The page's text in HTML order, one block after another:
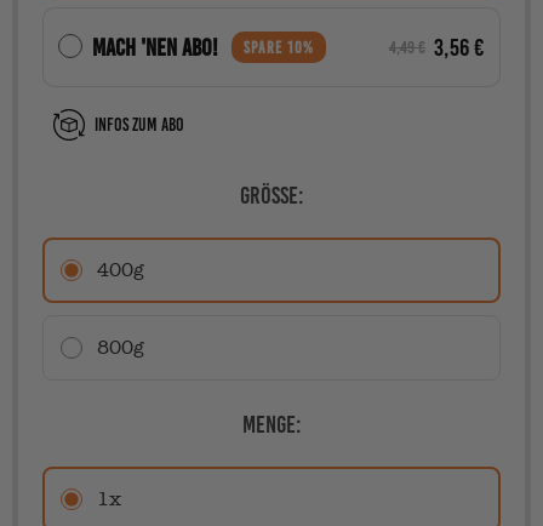
Mach 'nen Abo! SPARE 10% 4,49 € 3,56 €
Infos zum Abo
Größe:
400g
800g
Menge:
1x